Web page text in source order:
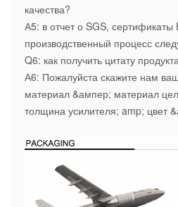
качества?
А5: в отчет о SGS,
производственный процесс
Q6: как получить цитату
А6: Пожалуйста скажите нам
материал &ампер; материал
толщина усилителя; amp; цвет